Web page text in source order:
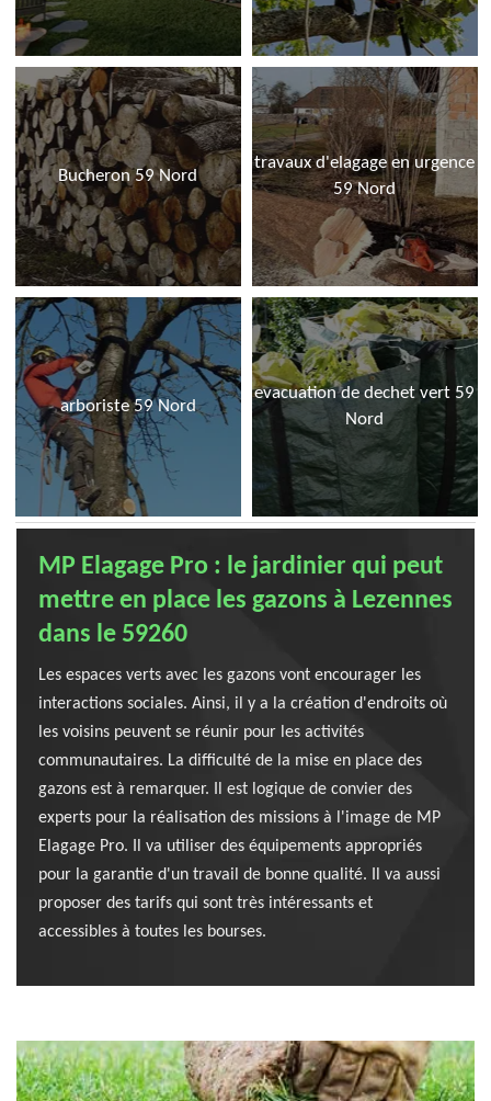
Bucheron 59 Nord
travaux d'elagage en urgence
59 Nord
arboriste 59 Nord
evacuation de dechet vert 59
Nord
MP Elagage Pro : le jardinier qui peut
mettre en place les gazons à Lezennes
dans le 59260
Les espaces verts avec les gazons vont encourager les
interactions sociales. Ainsi, il y a la création d'endroits où
les voisins peuvent se réunir pour les activités
communautaires. La difficulté de la mise en place des
gazons est à remarquer. Il est logique de convier des
experts pour la réalisation des missions à l'image de MP
Elagage Pro. Il va utiliser des équipements appropriés
pour la garantie d'un travail de bonne qualité. Il va aussi
proposer des tarifs qui sont très intéressants et
accessibles à toutes les bourses.